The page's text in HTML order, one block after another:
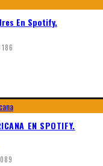
En Spotify.
EN SPOTIFY.